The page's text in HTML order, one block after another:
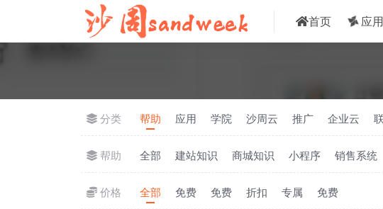
首页 应用
分类 帮助 应用 学院 沙周云 推广 企业云
帮助 全部 建站知识 商城知识 小程序 销售系统
价格 全部 免费 免费 折扣 专属 免费